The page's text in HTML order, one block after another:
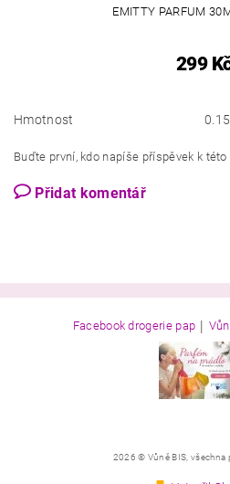
EMITTY PARFUM
299
Hmotnost
Buďte první, kdo napíše příspěvek k této
Přidat komentář
Facebook drogerie pap |
2026 © Vůně BIS, všechna